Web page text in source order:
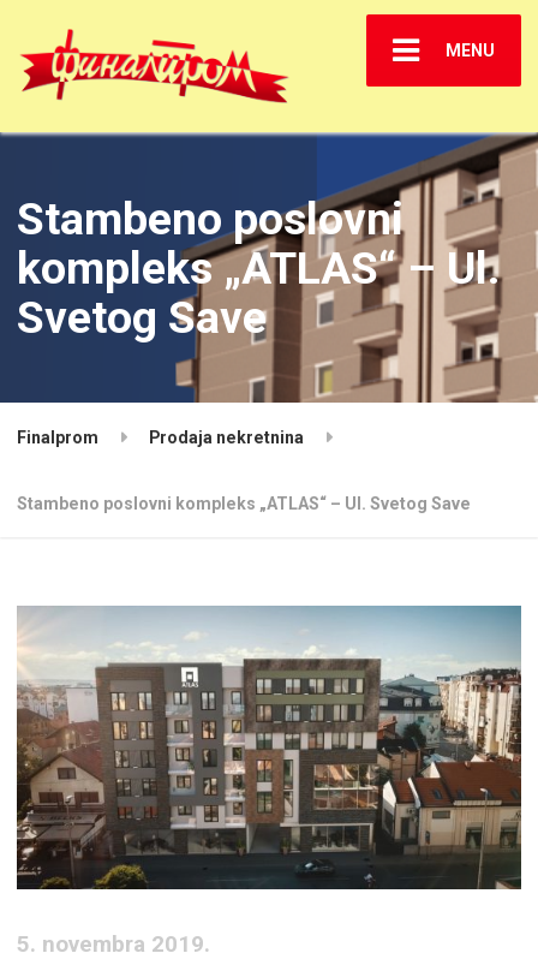
MENU
Stambeno poslovni
kompleks „ATLAS“ – Ul.
Svetog Save
Finalprom Prodaja nekretnina
Stambeno poslovni kompleks „ATLAS“ – Ul. Svetog Save
5. novembra 2019.